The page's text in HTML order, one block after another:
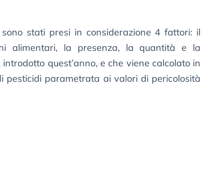
stati presi in considerazione 4 fattori: il
alimentari, la presenza, la quantità e la
introdotto quest’anno, e che viene calcolato in
pesticidi parametrata ai valori di pericolosità